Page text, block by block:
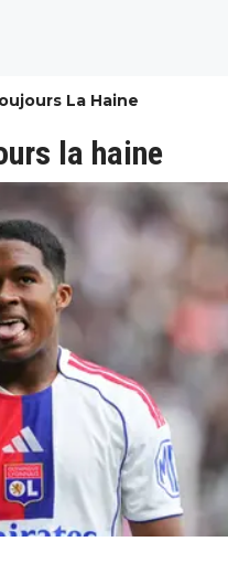
La Haine
la haine